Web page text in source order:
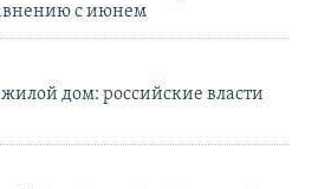
с июнем
дом: российские власти